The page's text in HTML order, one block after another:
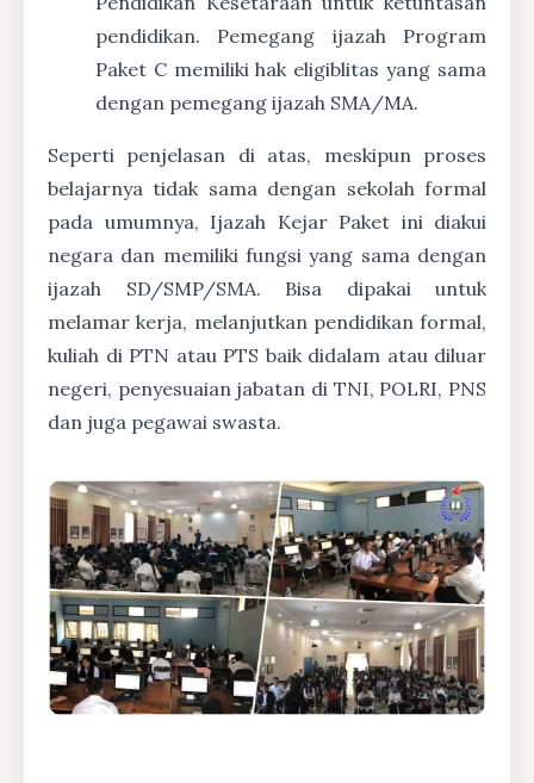
pendidikan. Pemegang ijazah Program
Paket C memiliki hak eligiblitas yang sama
dengan pemegang ijazah SMA/MA.
Seperti penjelasan di atas, meskipun proses
belajarnya tidak sama dengan sekolah formal
pada umumnya, Ijazah Kejar Paket ini diakui
negara dan memiliki fungsi yang sama dengan
ijazah SD/SMP/SMA. Bisa dipakai untuk
melamar kerja, melanjutkan pendidikan formal,
kuliah di PTN atau PTS baik didalam atau diluar
negeri, penyesuaian jabatan di TNI, POLRI, PNS
dan juga pegawai swasta.